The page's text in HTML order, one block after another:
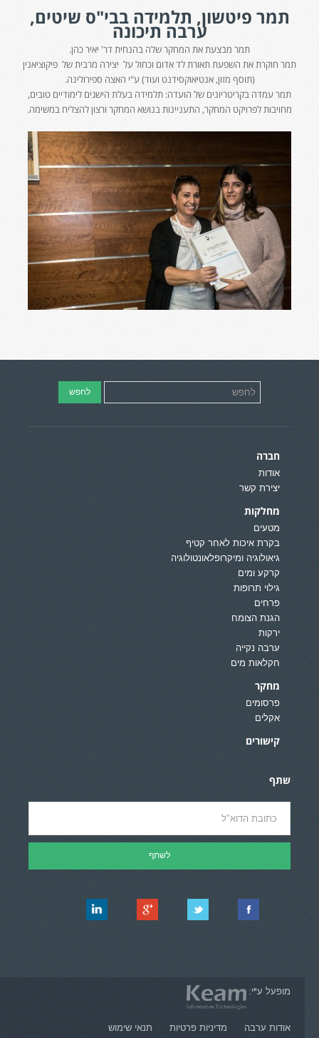
תמר פיטשון, תלמידה בבי"ס שיטים,
ערבה תיכונה
תמר מבצעת את המחקר שלה בהנחית דר' יאיר כהן.
תמר חוקרת את השפעת תאורת לד אדום וכחול על יצירה מרבית של פיקוציאנין
(תוסף מזון, אנטיאוקסידנט ועוד) ע"י האצה ספירולינה.
תמר עמדה בקריטריונים של הועדה: תלמידה בעלת הישגים לימודיים טובים,
מחויבות לפרויקט המחקר, התעניינות בנושא המחקר ורצון להצליח במשימה.
חברה
אודות
יצירת קשר
מחלקות
מטעים
בקרת איכות לאחר קטיף
גיאולוגיה ומיקרופלאונטולוגיה
קרקע ומים
גילוי תרופות
פרחים
הגנת הצומח
ירקות
ערבה נקייה
חקלאות מים
מחקר
פרסומים
אקלים
קישורים
שתף
מופעל ע"י:
אודות ערבה מדיניות פרטיות תנאי שימוש